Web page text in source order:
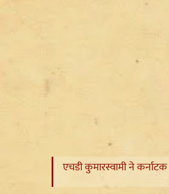
एचडी कुमारस्वामी ने